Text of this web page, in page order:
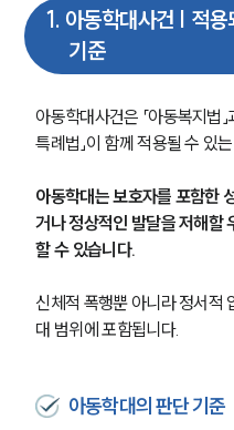
1 . 아동학대사건 | 적
기준
아동학대사건은 「아동복지법
특례법」이 함께 적용될 수 있
아동학대는 보호자를 포함한
거나 정상적인 발달을 저해할
할 수 있습니다.
신체적 폭행뿐 아니라 정서적
대 범위에 포함됩니다.
아동학대의 판단 기준